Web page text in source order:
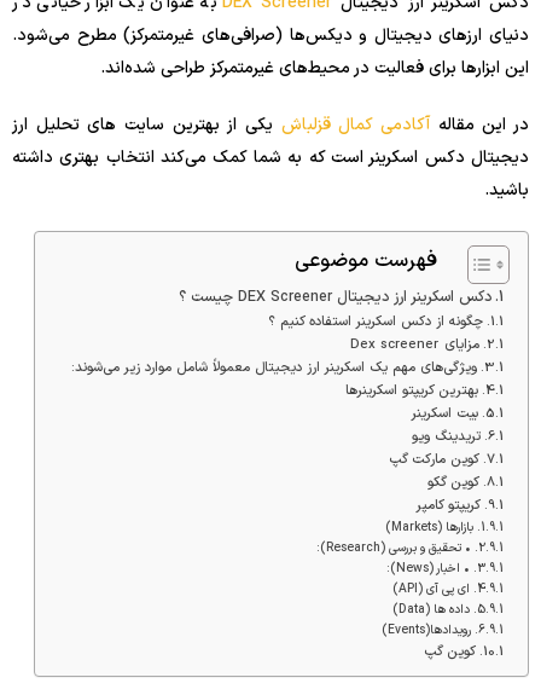
دنیای ارزهای دیجیتال و دیکس‌ها (صرافی‌های غیرمتمرکز) مطرح می‌شود.
این ابزارها برای فعالیت در محیط‌های غیرمتمرکز طراحی شده‌اند.
در این مقالهآکادمی کمال قزلباش یکی از بهترین سایت های تحلیل ارز
دیجیتال دکس اسکرینر است که به شما کمک می‌کند انتخاب بهتری داشته
باشید.
فهرست موضوعی
دکس اسکرینر ارز دیجیتال DEX Screener چیست ؟
چگونه از دکس اسکرینر استفاده کنیم ؟
مزایای Dex screener
ویژگی‌های مهم یک اسکرینر ارز دیجیتال معمولاً شامل موارد زیر می‌شوند:
بهترین کریپتو اسکرینرها
بیت اسکرینر
تریدینگ ویو
کوین مارکت گپ
کوین گکو
کریپتو کامپر
بازارها (Markets)
• تحقیق و بررسی‌ (Research):
• اخبار (News):
ای پی آی (API)
داده ها (Data)
رویدادها(Events)
کوین گپ